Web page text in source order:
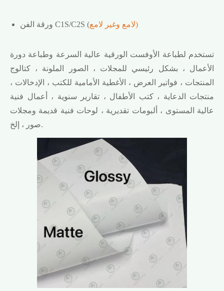
ورقة الفن C1S/C2S ( لامع وغير لامع)
تستخدم لطباعة الأوفست الورقية عالية السرعة وطباعة دورة
الأعمال ، بشكل رئيسي للمجلات ، الصور الملونة ، كتالوج
المنتجات ، فواتير العرض ، الأغطية الأمامية للكتب ، الإدخالات ،
منتجات الدعاية ، كتب الأطفال ، تقارير سنوية ، أعمال فنية
عالية المستوى ، ألبومات تقديرية ، لوحات فنية قديمة ومجلات
صور ، إلخ.